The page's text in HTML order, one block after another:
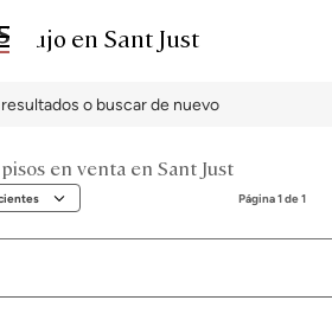
lujo en Sant Just
o buscar de nuevo
en venta en Sant Just
Página 1 de 1